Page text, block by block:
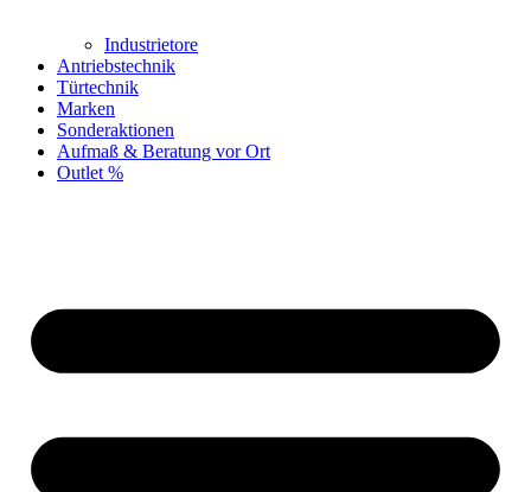
Industrietore
Antriebstechnik
Türtechnik
Marken
Sonderaktionen
Aufmaß & Beratung vor Ort
Outlet %